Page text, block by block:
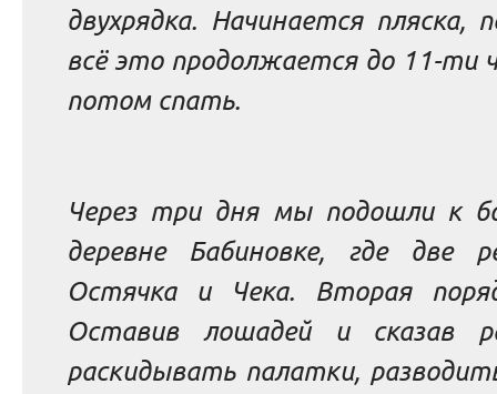
двухрядка. Начинается пляска,
всё это продолжается до 11-ти
потом спать.
Через три дня мы подошли к
деревне Бабиновке, где две
Остячка и Чека. Вторая
Оставив лошадей и сказав
раскидывать палатки,